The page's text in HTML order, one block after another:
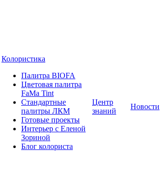
Колористика
Палитра BIOFA
Цветовая палитра
FaMa Tint
Стандартные
палитры ЛКМ
Готовые проекты
Интерьер с Еленой
Зориной
Блог колориста
Центр
знаний
Новости